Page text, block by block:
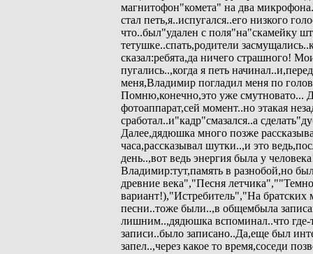
магнитофон"комета" на два
стал петь,я..испугался..его низкого
что..был"удален с поля"на"скамейку
тетушке..спать,родители
сказал:ребята,да ничего страшного!
пугались..,когда я петь
меня,Владимир погладил меня по
Помню,конечно,это уже смутновато...
фотоаппарат,сей момент..но этакая
сработал..и"кадр"смазался..а
Далее,дядюшка много позже
часа,рассказывал шутки..,и это
день..,вот ведь энергия была у
Владимир:тут,память в разнобой,но
древние века","Песня
вариант!),"Истребитель","На братских
песни..тоже были..,в общембыла
лишним..,дядюшка вспоминал..что где-
записи..было записано..Да,еще был
запел..,через какое то время,соседи